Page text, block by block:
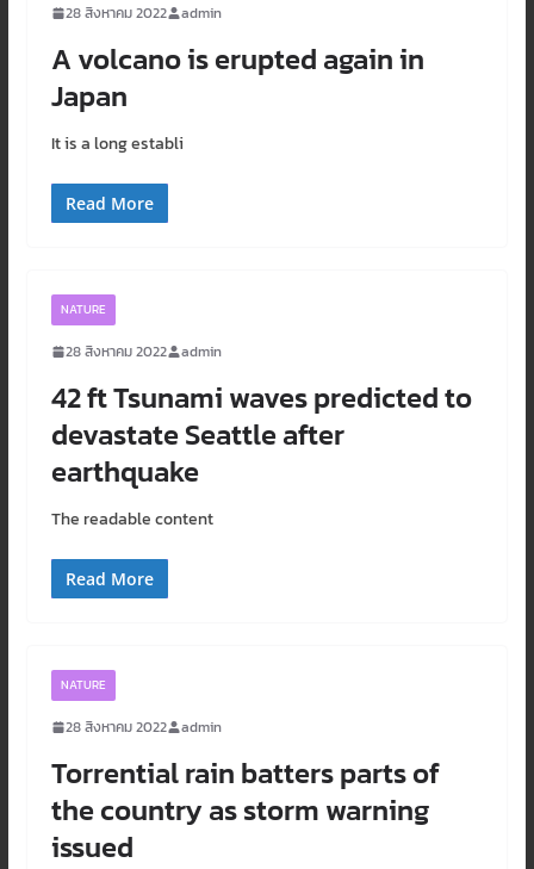
28 สิงหาคม 2022 admin
A volcano is erupted again in
Japan
It is a long establi
Read More
NATURE
28 สิงหาคม 2022 admin
42 ft Tsunami waves predicted to
devastate Seattle after
earthquake
The readable content
Read More
NATURE
28 สิงหาคม 2022 admin
Torrential rain batters parts of
the country as storm warning
issued